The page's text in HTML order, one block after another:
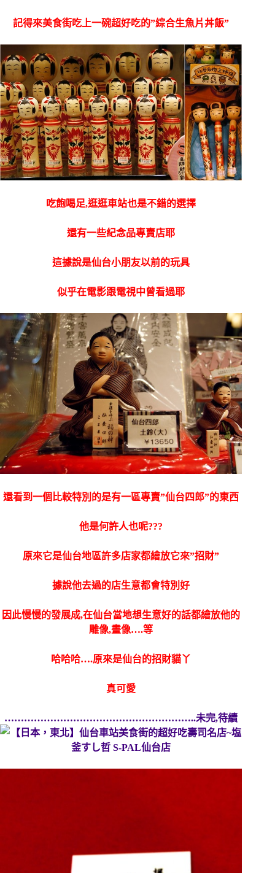
記得來美食街吃上一碗超好吃的”綜合生魚片丼飯”
吃飽喝足,逛逛車站也是不錯的選擇
還有一些紀念品專賣店耶
這據說是仙台小朋友以前的玩具
似乎在電影跟電視中曾看過耶
還看到一個比較特別的是有一區專賣”仙台四郎”的東西
他是何許人也呢???
原來它是仙台地區許多店家都繪放它來”招財”
據說他去過的店生意都會特別好
因此慢慢的發展成,在仙台當地想生意好的話都繪放他的
雕像,畫像….等
哈哈哈….原來是仙台的招財貓丫
真可愛
…………………………………………………..未完,待續